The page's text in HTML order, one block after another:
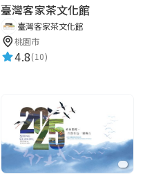
臺灣客家茶文化館
臺灣客家茶文化館
桃園市
4.8(10)